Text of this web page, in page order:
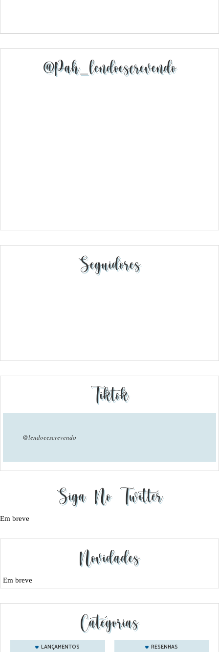
@pah_lendoescrevendo
Seguidores
Tiktok
@lendoeescrevendo
Siga No Twitter
Em breve
Novidades
Em breve
Categorias
LANÇAMENTOS
RESENHAS